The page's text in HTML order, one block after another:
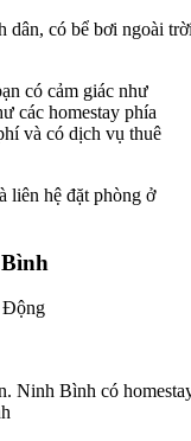
có cảm giác như
các homestay phía
và có dịch vụ thuê
liên hệ đặt phòng ở
Động